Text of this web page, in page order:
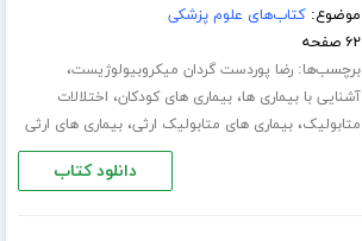
موضوع:کتاب‌های علوم پزشکی
۶۲ صفحه
برچسب‌ها:رضا پوردست گردان میکروبیولوژیست،
آشنایی با بیماری ها،بیماری های کودکان، اختلالات
متابولیک،بیماری های متابولیک ارثی،بیماری های ارثی
دانلود کتاب